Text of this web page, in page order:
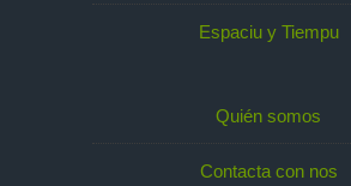
Espaciu y Tiempu
Quién somos
Contacta con nos